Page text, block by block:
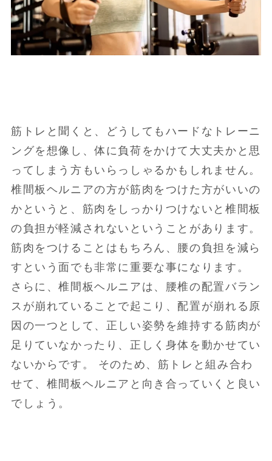
筋トレと聞くと、どうしてもハードなトレーニ
ングを想像し、体に負荷をかけて大丈夫かと思
ってしまう方もいらっしゃるかもしれません。
椎間板ヘルニアの方が筋肉をつけた方がいいの
かというと、筋肉をしっかりつけないと椎間板
の負担が軽減されないということがあります。
筋肉をつけることはもちろん、腰の負担を減ら
すという面でも非常に重要な事になります。
さらに、椎間板ヘルニアは、腰椎の配置バラン
スが崩れていることで起こり、配置が崩れる原
因の一つとして、正しい姿勢を維持する筋肉が
足りていなかったり、正しく身体を動かせてい
ないからです。 そのため、筋トレと組み合わ
せて、椎間板ヘルニアと向き合っていくと良い
でしょう。